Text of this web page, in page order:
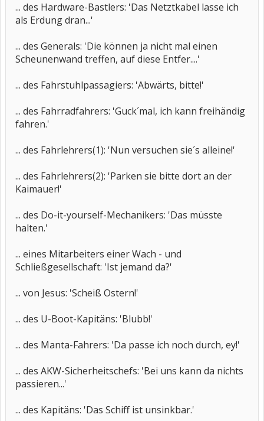
... des Hardware-Bastlers: 'Das Netztkabel lasse ich
als Erdung dran...'
... des Generals: 'Die können ja nicht mal einen
Scheunenwand treffen, auf diese Entfer....'
... des Fahrstuhlpassagiers: 'Abwärts, bitte!'
... des Fahrradfahrers: 'Guck´mal, ich kann freihändig
fahren.'
... des Fahrlehrers(1): 'Nun versuchen sie´s alleine!'
... des Fahrlehrers(2): 'Parken sie bitte dort an der
Kaimauer!'
... des Do-it-yourself-Mechanikers: 'Das müsste
halten.'
... eines Mitarbeiters einer Wach - und
Schließgesellschaft: 'Ist jemand da?'
... von Jesus: 'Scheiß Ostern!'
... des U-Boot-Kapitäns: 'Blubb!'
... des Manta-Fahrers: 'Da passe ich noch durch, ey!'
... des AKW-Sicherheitschefs: 'Bei uns kann da nichts
passieren...'
... des Kapitäns: 'Das Schiff ist unsinkbar.'